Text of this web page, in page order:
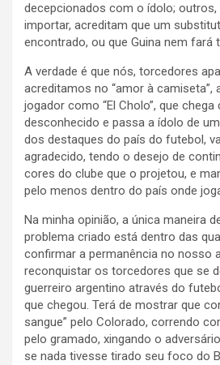
decepcionados com o ídolo; outros,
importar, acreditam que um
encontrado, ou que Guina nem fará
A verdade é que nós, torcedores
acreditamos no “amor à camiseta”,
jogador como “El Cholo”, que
desconhecido e passa a ídolo de
dos destaques do país do futebol,
agradecido, tendo o desejo de
cores do clube que o projetou, e
pelo menos dentro do país onde
Na minha opinião, a única maneira
problema criado está dentro das
confirmar a permanência no nosso
reconquistar os torcedores que se
guerreiro argentino através do
que chegou. Terá de mostrar que
sangue” pelo Colorado, correndo
pelo gramado, xingando o
se nada tivesse tirado seu foco do